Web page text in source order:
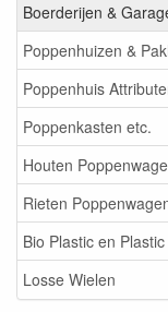
Boerderijen &
Poppenhuizen &
Poppenhuis
Poppenkasten etc.
Houten
Rieten
Bio Plastic en
Losse Wielen